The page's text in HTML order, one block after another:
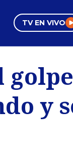
TV EN VIVO
y